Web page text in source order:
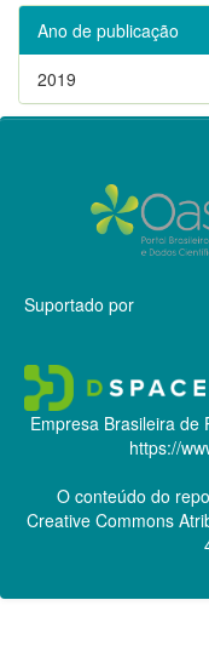
Ano de publicação
2019
Suportado por
Empresa Brasileira de
https://
O conteúdo do
Creative Commons